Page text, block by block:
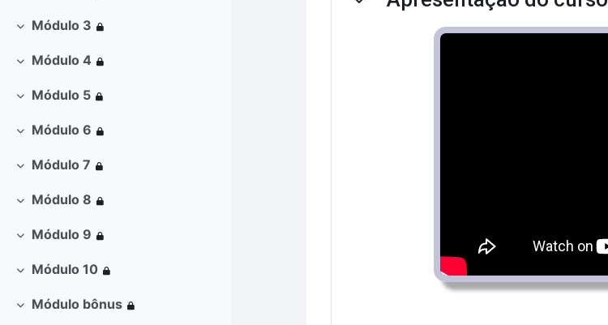
Contrair
Módulo 3
Contrair
Módulo 4
Contrair
Módulo 5
Contrair
Módulo 6
Contrair
Módulo 7
Contrair
Módulo 8
Contrair
Módulo 9
Contrair
Módulo 10
Contrair
Módulo bônus
Contrair